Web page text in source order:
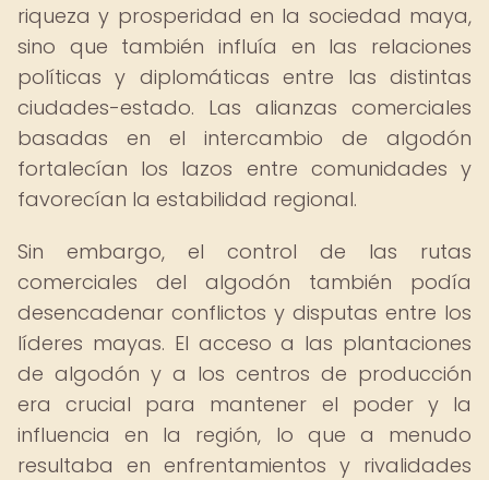
riqueza y prosperidad en la sociedad maya,
sino que también influía en las relaciones
políticas y diplomáticas entre las distintas
ciudades-estado. Las alianzas comerciales
basadas en el intercambio de algodón
fortalecían los lazos entre comunidades y
favorecían la estabilidad regional.
Sin embargo, el control de las rutas
comerciales del algodón también podía
desencadenar conflictos y disputas entre los
líderes mayas. El acceso a las plantaciones
de algodón y a los centros de producción
era crucial para mantener el poder y la
influencia en la región, lo que a menudo
resultaba en enfrentamientos y rivalidades